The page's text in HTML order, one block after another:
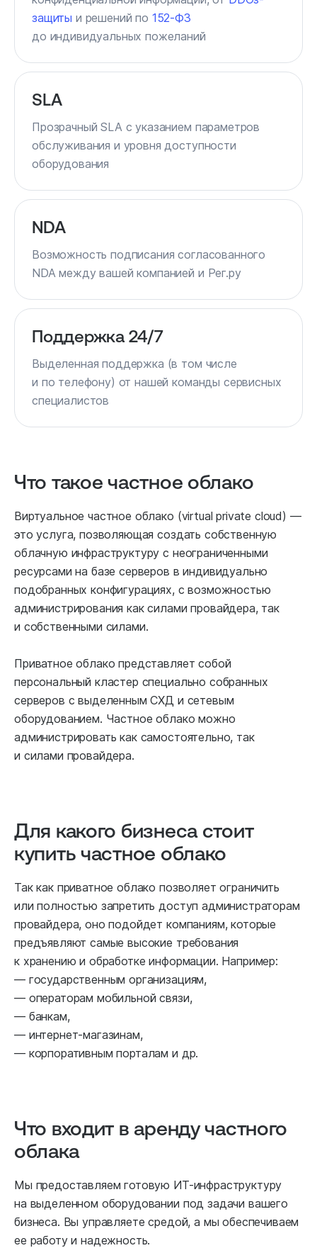
защиты и решений по 152-ФЗ
до индивидуальных пожеланий
SLA
Прозрачный SLA с указанием параметров
обслуживания и уровня доступности
оборудования
NDA
Возможность подписания согласованного
NDA между вашей компанией и Рег.ру
Поддержка 24/7
Выделенная поддержка (в том числе
и по телефону) от нашей команды сервисных
специалистов
Что такое частное облако
Виртуальное частное облако (virtual private cloud) —
это услуга, позволяющая создать собственную
облачную инфраструктуру с неограниченными
ресурсами на базе серверов в индивидуально
подобранных конфигурациях, с возможностью
администрирования как силами провайдера, так
и собственными силами.
Приватное облако представляет собой
персональный кластер специально собранных
серверов с выделенным СХД и сетевым
оборудованием. Частное облако можно
администрировать как самостоятельно, так
и силами провайдера.
Для какого бизнеса стоит
купить частное облако
Так как приватное облако позволяет ограничить
или полностью запретить доступ администраторам
провайдера, оно подойдет компаниям, которые
предъявляют самые высокие требования
к хранению и обработке информации. Например:
— государственным организациям,
— операторам мобильной связи,
— банкам,
— интернет-магазинам,
— корпоративным порталам и др.
Что входит в аренду частного
облака
Мы предоставляем готовую ИТ-инфраструктуру
на выделенном оборудовании под задачи вашего
бизнеса. Вы управляете средой, а мы обеспечиваем
ее работу и надежность.